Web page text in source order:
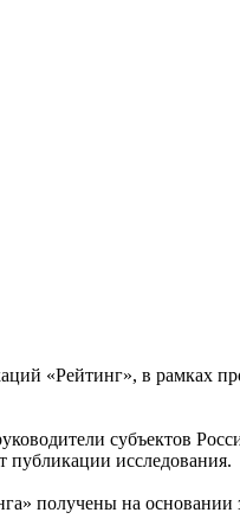
«Рейтинг», в рамках
субъектов
публикации исследования.
получены на